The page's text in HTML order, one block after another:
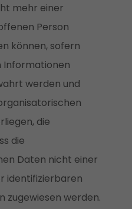
mehr einer
Person
können, sofern
Informationen
werden und
die
die
Daten nicht einer
identifizierbaren
zugewiesen werden.